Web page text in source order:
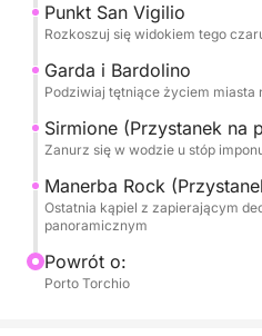
malownicze Bardolino,
atmosfery. Zatrzymamy się
w Sirmione, tuż pod
Scaligero, co będzie
zanurzenia się w
koniec zatrzymamy się na
kąpiel w Rocca di
zapierającymi dech w
Punkt San Vigilio
Rozkoszuj się widokiem tego
Garda i Bardolino
Podziwiaj tętniące życiem miasta
Sirmione (Przystanek na
Zanurz się w wodzie u stóp
Manerba Rock
Ostatnia kąpiel z zapierającym
panoramicznym
Powrót o:
Porto Torchio